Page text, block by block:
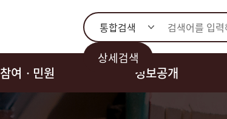
통합검색
상세검색
참여ㆍ민원 정보공개